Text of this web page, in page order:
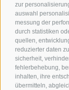
zur
auswahl
messung der
durch statistiken
quellen,
reduzierter daten
sicherheit,
fehlerbehebung,
inhalten, ihre
übermitteln,
Dr.-Weiser-
I - 39018
Tel. +39 0471